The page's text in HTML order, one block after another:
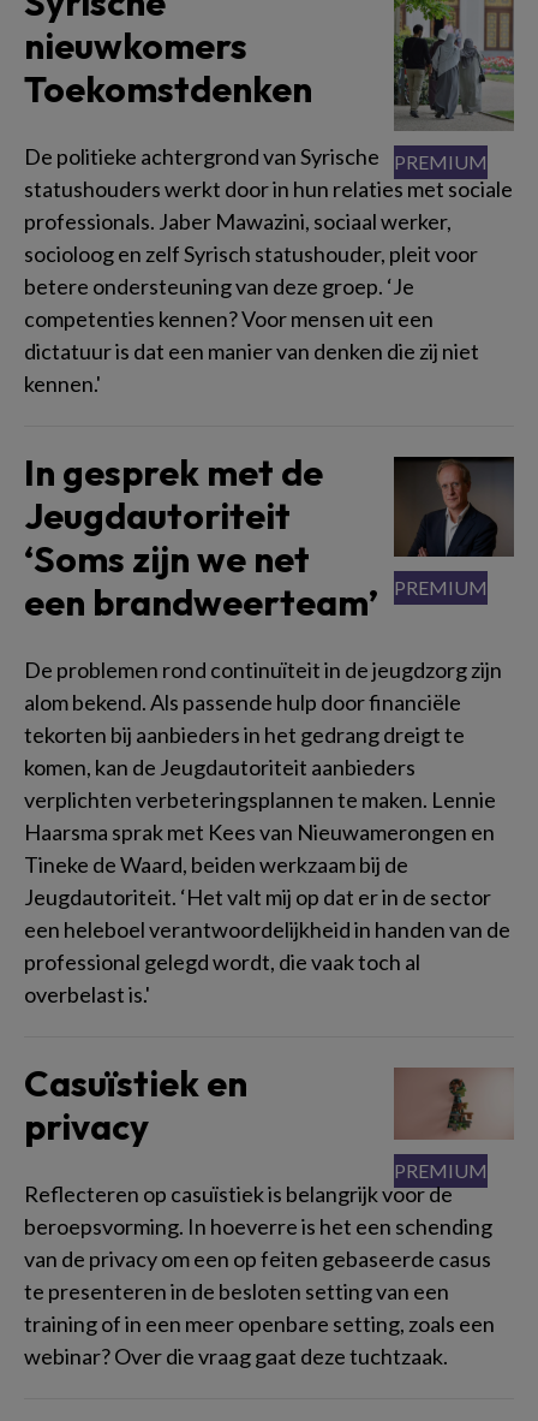
nieuwkomers
Toekomstdenken
De politieke achtergrond van Syrische
statushouders werkt door in hun relaties met sociale
professionals. Jaber Mawazini, sociaal werker,
socioloog en zelf Syrisch statushouder, pleit voor
betere ondersteuning van deze groep. ‘Je
competenties kennen? Voor mensen uit een
dictatuur is dat een manier van denken die zij niet
kennen.'
In gesprek met de
Jeugdautoriteit
‘Soms zijn we net
een brandweerteam’
De problemen rond continuïteit in de jeugdzorg zijn
alom bekend. Als passende hulp door financiële
tekorten bij aanbieders in het gedrang dreigt te
komen, kan de Jeugdautoriteit aanbieders
verplichten verbeteringsplannen te maken. Lennie
Haarsma sprak met Kees van Nieuwamerongen en
Tineke de Waard, beiden werkzaam bij de
Jeugdautoriteit. ‘Het valt mij op dat er in de sector
een heleboel verantwoordelijkheid in handen van de
professional gelegd wordt, die vaak toch al
overbelast is.'
Casuïstiek en
privacy
Reflecteren op casuïstiek is belangrijk voor de
beroepsvorming. In hoeverre is het een schending
van de privacy om een op feiten gebaseerde casus
te presenteren in de besloten setting van een
training of in een meer openbare setting, zoals een
webinar? Over die vraag gaat deze tuchtzaak.